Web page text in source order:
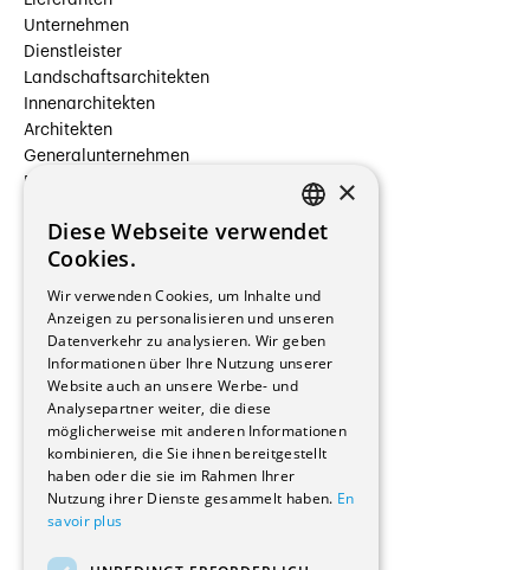
Unternehmen
Dienstleister
Landschaftsarchitekten
Innenarchitekten
Architekten
Generalunternehmen
Beauftragte Unternehmen
Hersteller/Lieferanten
Bauherrschaften
Immobilienverwaltungsgesellschaften
Stockwerkeigentum
Reportagen
Wohnungen
Renovierungen
Innere Umbauten
Gastgewerbe und Tourismus
Verwaltungsgebäude und Geschäfte
Schuleinrichtungen
Medizinische Einrichtungen
FRENCH
×
Diese Webseite verwendet
Cookies.
Wir verwenden Cookies, um Inhalte und
Anzeigen zu personalisieren und unseren
Datenverkehr zu analysieren. Wir geben
Informationen über Ihre Nutzung unserer
Website auch an unsere Werbe- und
Analysepartner weiter, die diese
möglicherweise mit anderen Informationen
kombinieren, die Sie ihnen bereitgestellt
haben oder die sie im Rahmen Ihrer
Nutzung ihrer Dienste gesammelt haben. En
savoir plus